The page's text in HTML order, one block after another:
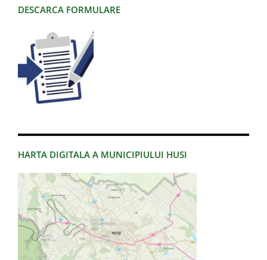
DESCARCA FORMULARE
HARTA DIGITALA A MUNICIPIULUI HUSI